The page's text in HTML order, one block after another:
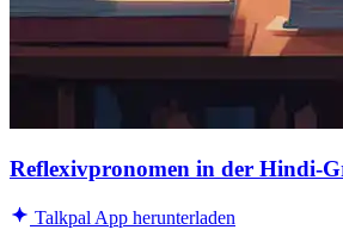
Reflexivpronomen in der Hindi-
Talkpal App herunterladen